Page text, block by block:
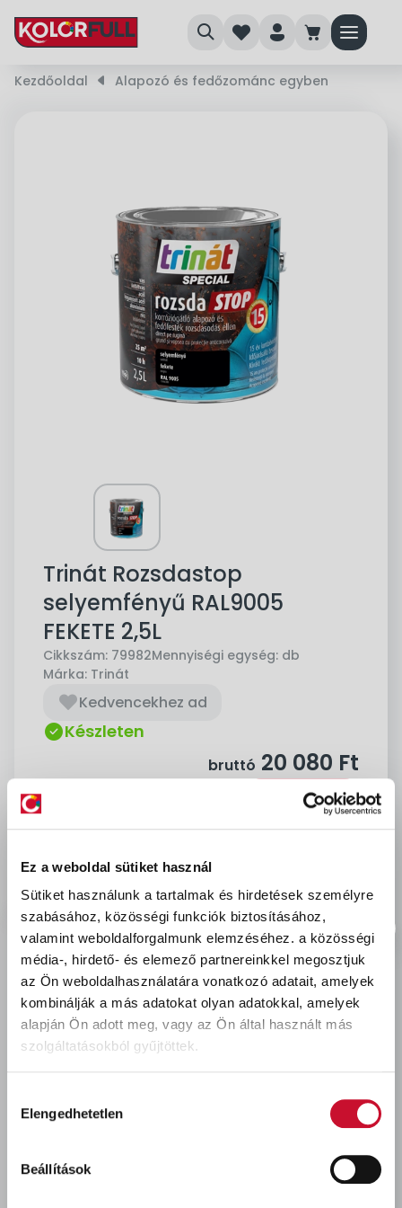
Ez a weboldal sütiket használ
Sütiket használunk a tartalmak és hirdetések személyre
szabásához, közösségi funkciók biztosításához,
valamint weboldalforgalmunk elemzéséhez. a közösségi
média-, hirdető- és elemező partnereinkkel megosztjuk
az Ön weboldalhasználatára vonatkozó adatait, amelyek
kombinálják a más adatokat olyan adatokkal, amelyek
alapján Ön adott meg, vagy az Ön által használt más
szolgáltatásokból gyűjtöttek.
kiválasztása
Elengedhetetlen
Beállítások
search heart person cart menu
Kezdőoldal right_small Alapozó és fedőzománc egyben
Trinát Rozsdastop
selyemfényű RAL9005
FEKETE 2,5L
Cikkszám: 79982Mennyiségi egység: db
Márka: Trinát
Kedvencekhez ad
Készleten
bruttó 20 080 Ft
Kosárba
Személyes átvétel:
Kiszállítás - MPL csomagfeladás:
1 990 Ft
Utoljára megtekintett termékek